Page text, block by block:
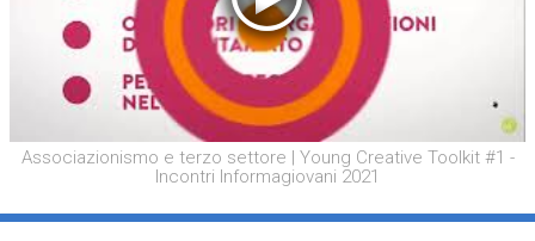
Associazionismo e terzo settore | Young Creative Toolkit #1 -
Incontri Informagiovani 2021